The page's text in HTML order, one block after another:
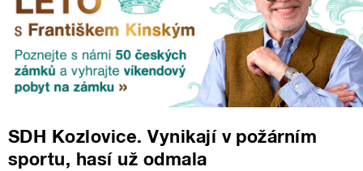
SDH Kozlovice. Vynikají v požárním
sportu, hasí už odmala